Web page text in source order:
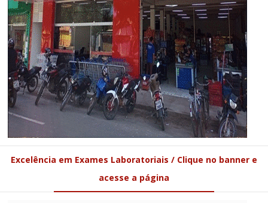
Excelência em Exames Laboratoriais / Clique no banner e
acesse a página